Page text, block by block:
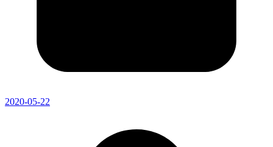
2020-05-22